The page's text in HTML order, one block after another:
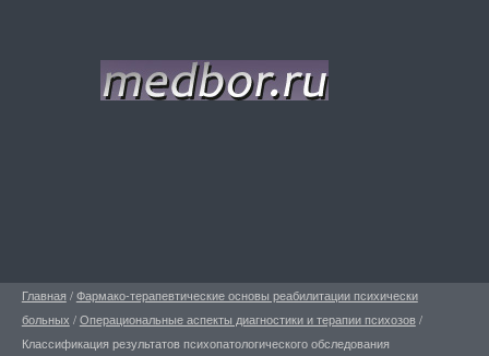
Главная /Фармако-терапевтические основы реабилитации психически
больных /Операциональные аспекты диагностики и терапии психозов/
Классификация результатов психопатологического обследования